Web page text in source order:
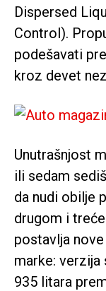
Dispersed
Control).
podešavati
kroz devet
Unutrašnjost
ili sedam
da nudi obilje
drugom i
postavlja
marke: verzija
935 litara